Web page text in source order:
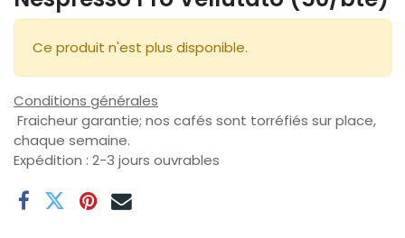
Ce produit n'est plus disponible.
Conditions générales
Fraicheur garantie; nos cafés sont torréfiés sur place,
chaque semaine.
Expédition : 2-3 jours ouvrables